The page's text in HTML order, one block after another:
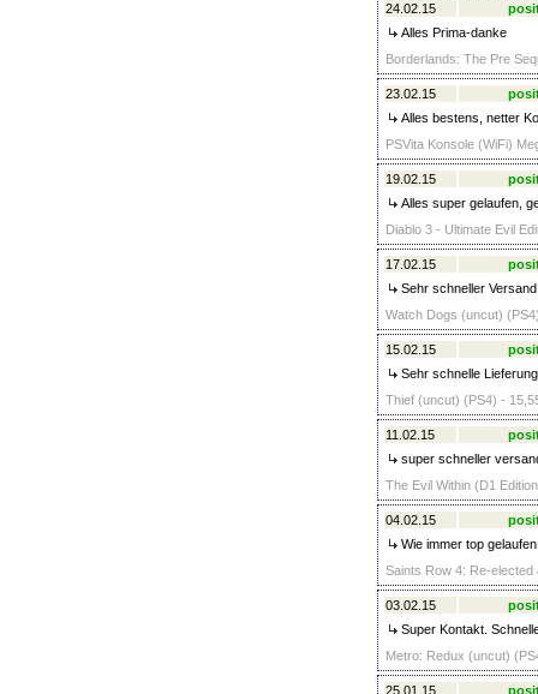
24.02.15
Alles Prima-danke
Borderlands: The Pre
23.02.15
Alles bestens, netter
PSVita Konsole (WiFi)
19.02.15
Alles super gelaufen,
Diablo 3 - Ultimate Evil
17.02.15
Sehr schneller
Watch Dogs (uncut)
15.02.15
Sehr schnelle
Thief (uncut) (PS4) -
11.02.15
super schneller
The Evil Within (D1
04.02.15
Wie immer top
Saints Row 4: Re-
03.02.15
Super Kontakt.
Metro: Redux (uncut)
25.01.15